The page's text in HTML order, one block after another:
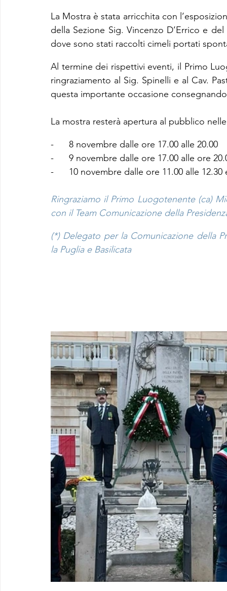
La Mostra è stata arricchita con
della Sezione Sig. Vincenzo D’Errico e
dove sono stati raccolti cimeli portati
Al termine dei rispettivi eventi, il Primo
ringraziamento al Sig. Spinelli e al Cav.
questa importante occasione
La mostra resterà apertura al pubblico
-      8 novembre dalle ore 17.00 alle 20.00
-      9 novembre dalle ore 17.00 alle ore
-      10 novembre dalle ore 11.00 alle
Ringraziamo il Primo Luogotenente (ca)
con il Team Comunicazione della
(*) Delegato per la Comunicazione della
la Puglia e Basilicata